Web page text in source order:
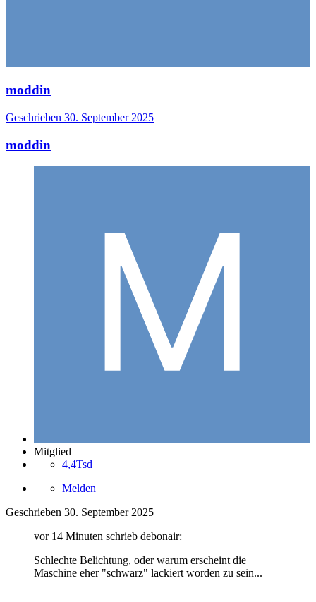
moddin
Geschrieben 30. September 2025
moddin
Mitglied
4,4Tsd
Melden
Geschrieben 30. September 2025
vor 14 Minuten schrieb debonair:
Schlechte Belichtung, oder warum erscheint die
Maschine eher "schwarz" lackiert worden zu sein...